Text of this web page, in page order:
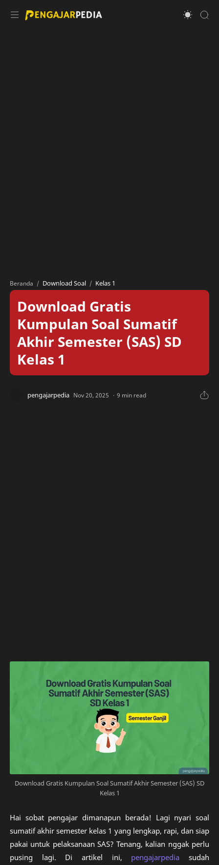
Beranda Download Soal Kelas 1
Download Gratis
Kumpulan Soal Sumatif
Akhir Semester (SAS) SD
Kelas 1
9 min read
Download Gratis Kumpulan Soal Sumatif Akhir Semester (SAS) SD
Kelas 1
Hai sobat pengajar dimanapun berada! Lagi nyari soal
sumatif akhir semester kelas 1 yang lengkap, rapi, dan siap
pakai untuk pelaksanaan SAS? Tenang, kalian nggak perlu
pusing lagi. Di artikel ini, pengajarpedia sudah